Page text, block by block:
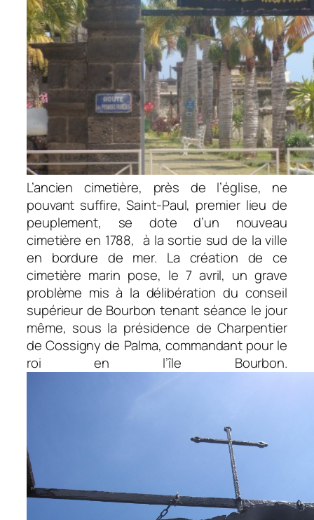
L’ancien cimetière, près de l’église, ne
pouvant suffire, Saint-Paul, premier lieu de
peuplement, se dote d’un nouveau
cimetière en 1788, à la sortie sud de la ville
en bordure de mer. La création de ce
cimetière marin pose, le 7 avril, un grave
problème mis à la délibération du conseil
supérieur de Bourbon tenant séance le jour
même, sous la présidence de Charpentier
de Cossigny de Palma, commandant pour le
roi en l’île Bourbon.